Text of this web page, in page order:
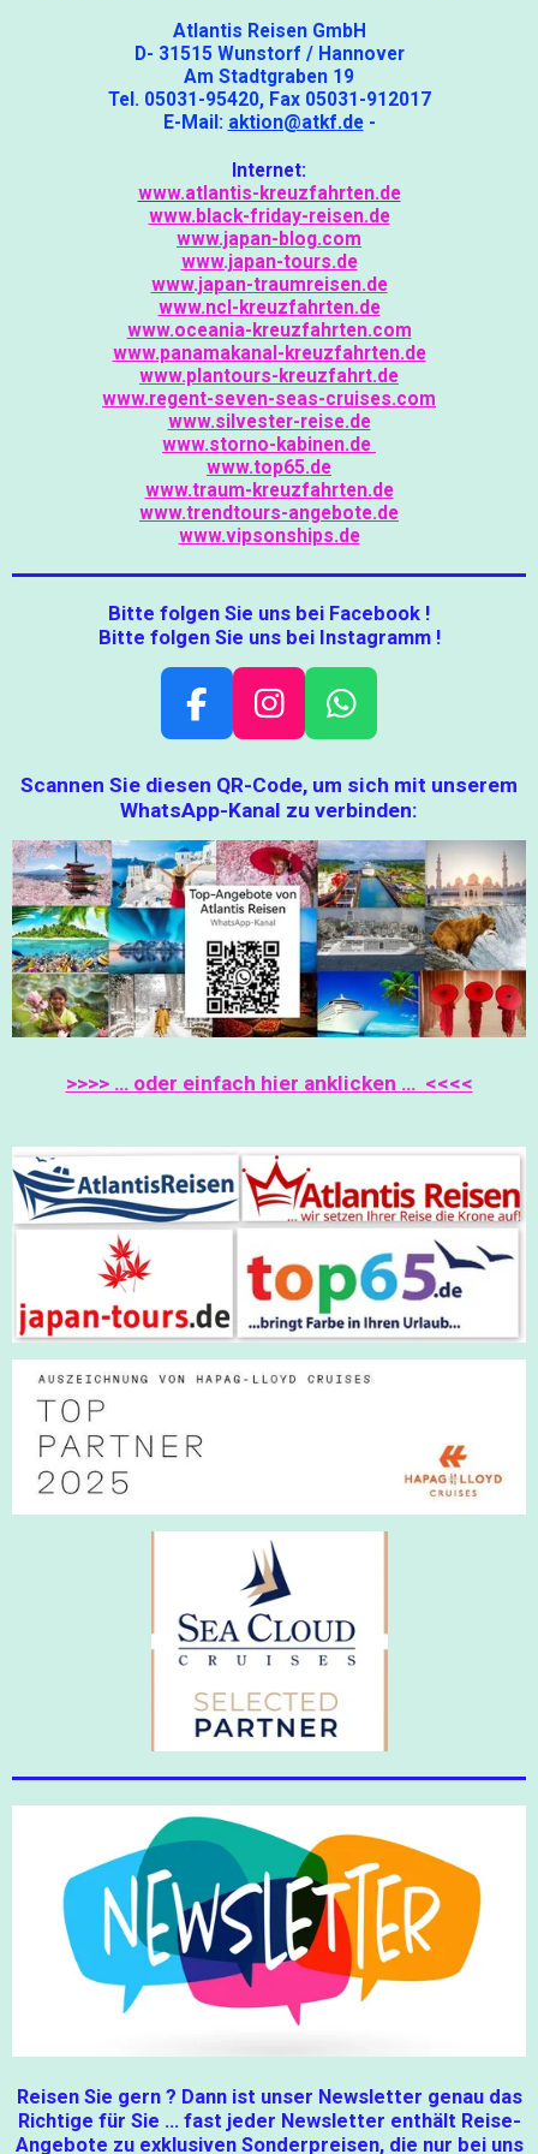
Atlantis Reisen GmbH
D- 31515 Wunstorf / Hannover
Am Stadtgraben 19
Tel. 05031-95420, Fax 05031-912017
E-Mail: aktion@atkf.de-
Internet:
www.atlantis-kreuzfahrten.de
www.black-friday-reisen.de
www.japan-blog.com
www.japan-tours.de
www.japan-traumreisen.de
www.ncl-kreuzfahrten.de
www.oceania-kreuzfahrten.com
www.panamakanal-kreuzfahrten.de
www.plantours-kreuzfahrt.de
www.regent-seven-seas-cruises.com
www.silvester-reise.de
www.storno-kabinen.de
www.top65.de
www.traum-kreuzfahrten.de
www.trendtours-angebote.de
www.vipsonships.de
Bitte folgen Sie uns bei Facebook !
Bitte folgen Sie uns bei Instagramm !
F
C
E
B
O
O
K
I
S
T
A
G
R
A
M
W
A
T
S
A
P
P
Scannen Sie diesen QR-Code, um sich mit unserem
WhatsApp-Kanal zu verbinden:
>>>> … oder einfach hier anklicken … <<<<
Reisen Sie gern ? Dann ist unser Newsletter genau das
Richtige für Sie ... fast jeder Newsletter enthält Reise-
Angebote zu exklusiven Sonderpreisen, die nur bei uns